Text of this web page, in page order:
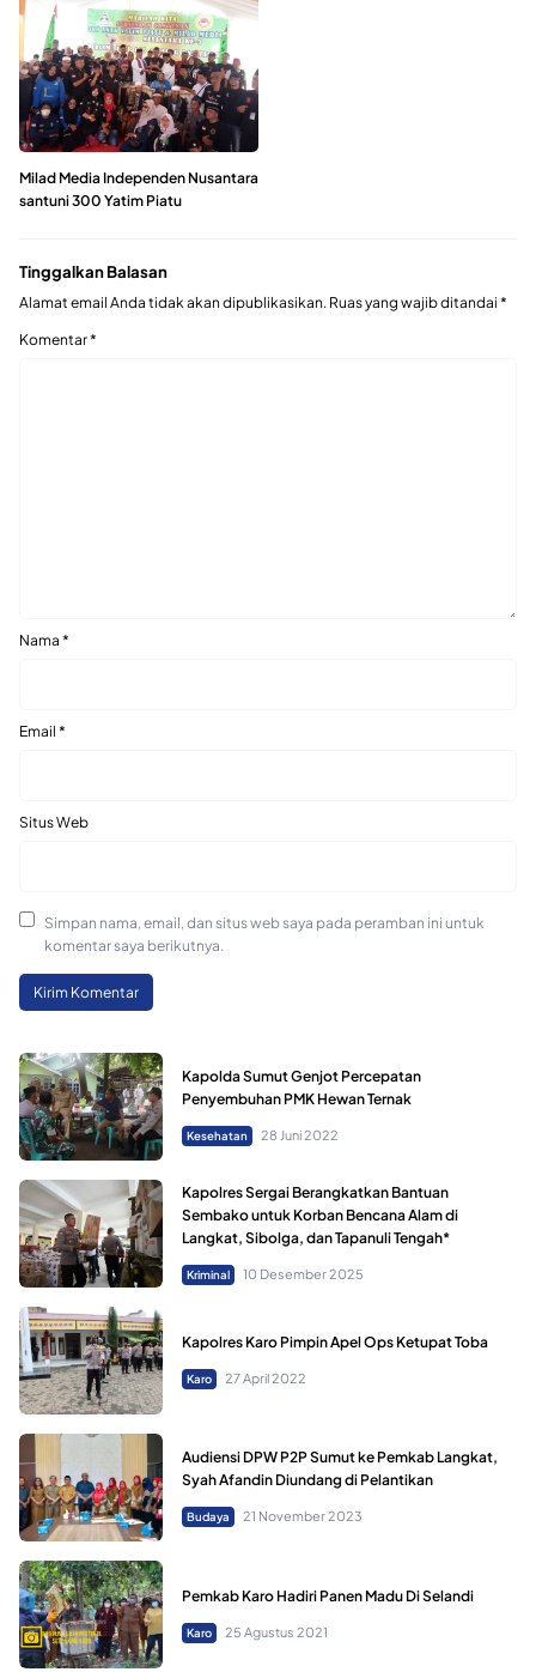
Milad Media Independen Nusantara
santuni 300 Yatim Piatu
Tinggalkan Balasan
Alamat email Anda tidak akan dipublikasikan. Ruas yang wajib ditandai *
Komentar*
Nama *
Email *
Situs Web
Simpan nama, email, dan situs web saya pada peramban ini untuk
komentar saya berikutnya.
Kapolda Sumut Genjot Percepatan
Penyembuhan PMK Hewan Ternak
Kesehatan 28 Juni 2022
Kapolres Sergai Berangkatkan Bantuan
Sembako untuk Korban Bencana Alam di
Langkat, Sibolga, dan Tapanuli Tengah*
Kriminal 10 Desember 2025
Kapolres Karo Pimpin Apel Ops Ketupat Toba
Karo 27 April 2022
Audiensi DPW P2P Sumut ke Pemkab Langkat,
Syah Afandin Diundang di Pelantikan
Budaya 21 November 2023
Pemkab Karo Hadiri Panen Madu Di Selandi
Karo 25 Agustus 2021